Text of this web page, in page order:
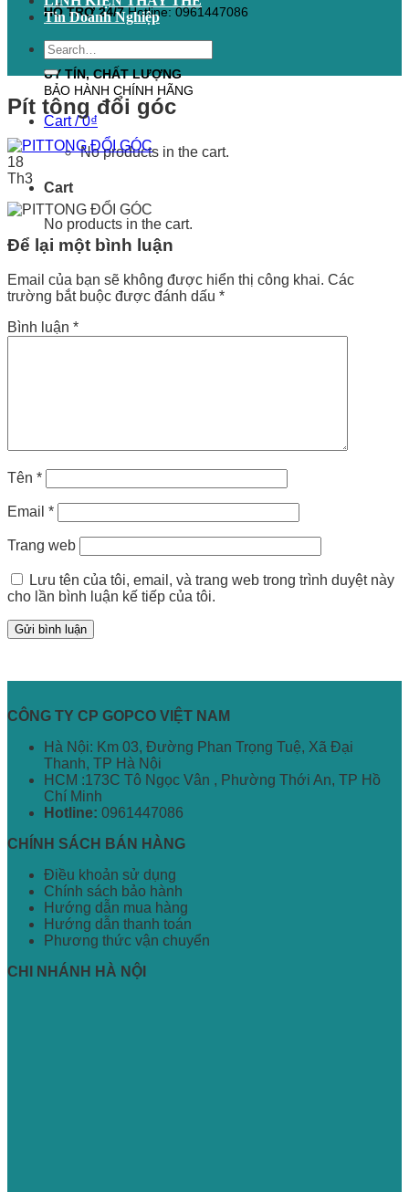
HỖ TRỢ 24/7Hotline: 0961447086
UY TÍN, CHẤT LƯỢNG
BẢO HÀNH CHÍNH HÃNG
Cart /0₫
No products in the cart.
Cart
No products in the cart.
Tin Doanh Nghiệp
Search
for:
Pít tông đổi góc
18
Th3
Để lại một bình luận
Email của bạn sẽ không được hiển thị công khai. Các
trường bắt buộc được đánh dấu *
Bình luận *
Tên *
Email *
Trang web
Lưu tên của tôi, email, và trang web trong trình duyệt này
cho lần bình luận kế tiếp của tôi.
CÔNG TY CP GOPCO VIỆT NAM
Hà Nội: Km 03, Đường Phan Trọng Tuệ, Xã Đại
Thanh, TP Hà Nội
HCM :173C Tô Ngọc Vân , Phường Thới An, TP Hồ
Chí Minh
Hotline: 0961447086
CHÍNH SÁCH BÁN HÀNG
Điều khoản sử dụng
Chính sách bảo hành
Hướng dẫn mua hàng
Hướng dẫn thanh toán
Phương thức vận chuyển
CHI NHÁNH HÀ NỘI